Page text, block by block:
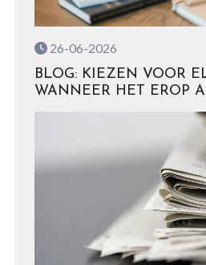
26-06-2026
BLOG: KIEZEN VOOR
WANNEER HET EROP